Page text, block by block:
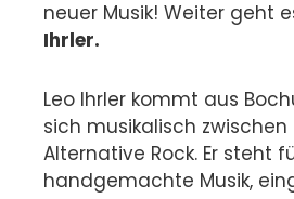
neuer Musik! Weiter geht
Ihrler.
Leo Ihrler kommt aus
sich musikalisch zwischen
Alternative Rock. Er steht
handgemachte Musik,